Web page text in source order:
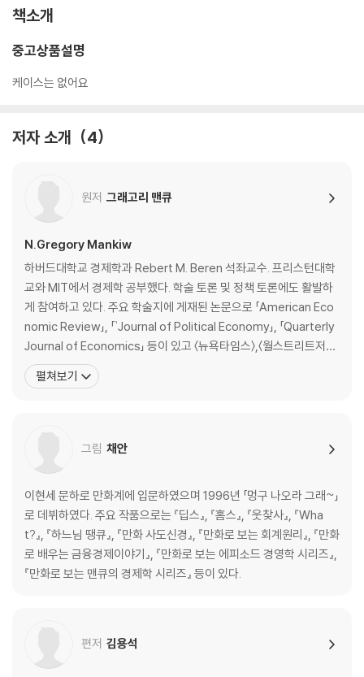
책소개
중고상품설명
케이스는 없어요
저자 소개 4
원저 그래고리 맨큐
N.Gregory Mankiw
하버드대학교 경제학과 Rebert M. Beren 석좌교수. 프리스턴대학
교와 MIT에서 경제학 공부했다. 학술 토론 및 정책 토론에도 활발하
게 참여하고 있다. 주요 학술지에 게재된 논문으로 「American Eco
nomic Review」, 「`Journal of Political Economy」, 「Quarterly
Journal of Economics」 등이 있고 〈뉴욕타임스〉,〈월스트리트저
널〉 등 대중적 매체에 기고하기도 했다. 강의, 연구, 저술 활동뿐 아니
라 미국의 싱크 탱크인 전국경제조사국(National Bureau of Econ
펼쳐보기
그림 채안
이현세 문하로 만화계에 입문하였으며 1996년 「멍구 나오라 그래~」
로 데뷔하였다. 주요 작품으로는 『딥스』, 『홈스』, 『웃찾사』, 『Wha
t?』, 『하느님 땡큐』, 『만화 사도신경』, 『만화로 보는 회계원리』, 『만화
로 배우는 금융경제이야기』, 『만화로 보는 에피소드 경영학 시리즈』,
『만화로 보는 맨큐의 경제학 시리즈』 등이 있다.
편저 김용석